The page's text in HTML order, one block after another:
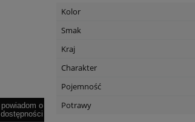
powiadom o
dostępności
di Amore
54,90 zł
Kolor
Smak
Kraj
Charakter
Pojemność
Potrawy